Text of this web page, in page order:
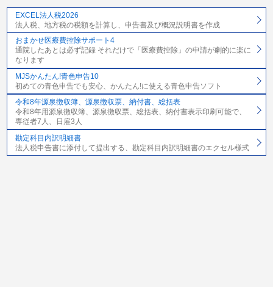
EXCEL法人税2026
法人税、地方税の税額を計算し、申告書及び概況説明書を作成
おまかせ医療費控除サポート4
通院したあとは必ず記録 それだけで「医療費控除」の申請が劇的に楽に
なります
MJSかんたん!青色申告10
初めての青色申告でも安心、かんたん!に使える青色申告ソフト
令和8年源泉徴収簿、源泉徴収票、納付書、総括表
令和8年用源泉徴収簿、源泉徴収票、総括表、納付書表示印刷可能で、
専従者7人、日雇3人
勘定科目内訳明細書
法人税申告書に添付して提出する、勘定科目内訳明細書のエクセル様式